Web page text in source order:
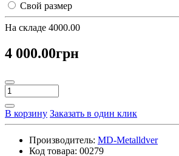
Свой размер
На складе 4000.00
4 000.00грн
В корзину Заказать в один клик
Производитель: MD-Metalldver
Код товара: 00279